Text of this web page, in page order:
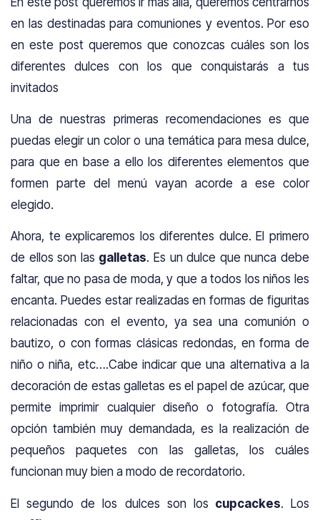
en las destinadas para comuniones y eventos. Por eso
en este post queremos que conozcas cuáles son los
diferentes dulces con los que conquistarás a tus
invitados
Una de nuestras primeras recomendaciones es que
puedas elegir un color o una temática para mesa dulce,
para que en base a ello los diferentes elementos que
formen parte del menú vayan acorde a ese color
elegido.
Ahora, te explicaremos los diferentes dulce. El primero
de ellos son las galletas. Es un dulce que nunca debe
faltar, que no pasa de moda, y que a todos los niños les
encanta. Puedes estar realizadas en formas de figuritas
relacionadas con el evento, ya sea una comunión o
bautizo, o con formas clásicas redondas, en forma de
niño o niña, etc….Cabe indicar que una alternativa a la
decoración de estas galletas es el papel de azúcar, que
permite imprimir cualquier diseño o fotografía. Otra
opción también muy demandada, es la realización de
pequeños paquetes con las galletas, los cuáles
funcionan muy bien a modo de recordatorio.
El segundo de los dulces son los cupcackes. Los